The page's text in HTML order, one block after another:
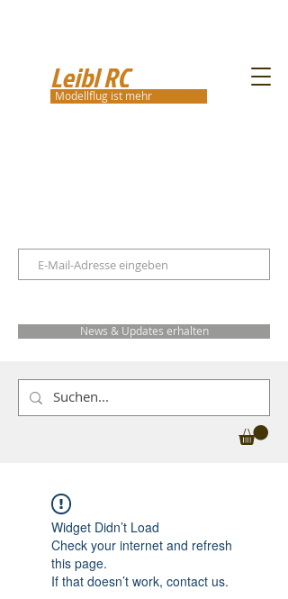
Leibl RC
Modellflug ist mehr
News & Updates erhalten
Widget Didn’t Load
Check your internet and refresh
this page.
If that doesn’t work, contact us.